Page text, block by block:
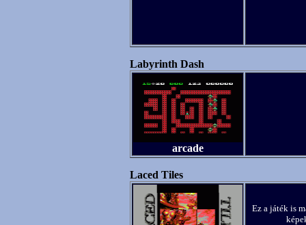
Labyrinth Dash
arcade
Laced Tiles
Ez a játék is